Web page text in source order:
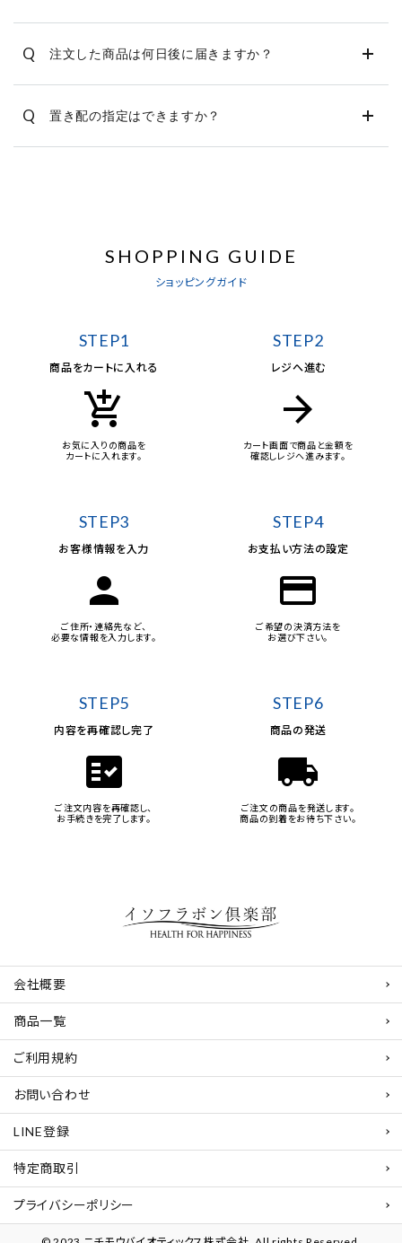
Q 注文した商品は何日後に届きますか？
Q 置き配の指定はできますか？
SHOPPING GUIDE
ショッピングガイド
STEP1
商品をカートに入れる
add_shopping_cart
お気に入りの商品を
カートに入れます。
STEP2
レジへ進む
arrow_forward
カート画面で商品と金額を
確認しレジへ進みます。
STEP3
お客様情報を入力
person
ご住所・連絡先など、
必要な情報を入力します。
STEP4
お支払い方法の設定
credit_card
ご希望の決済方法を
お選び下さい。
STEP5
内容を再確認し完了
fact_check
ご注文内容を再確認し、
お手続きを完了します。
STEP6
商品の発送
local_shipping
ご注文の商品を発送します。
商品の到着をお待ち下さい。
会社概要
商品一覧
ご利用規約
お問い合わせ
LINE登録
特定商取引
プライバシーポリシー